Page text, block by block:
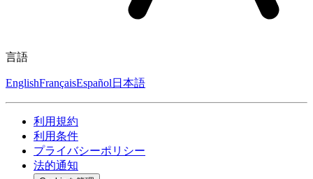
言語
EnglishFrançaisEspañol日本語
利用規約
利用条件
プライバシーポリシー
法的通知